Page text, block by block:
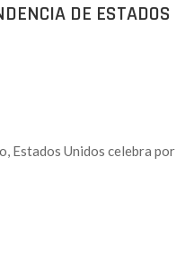
DE ESTADOS
Estados Unidos celebra por